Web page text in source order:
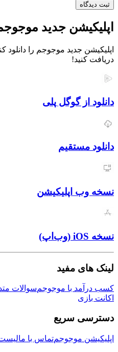
ثبت دیدگاه
اپلیکیشن جدید
اپلیکیشن جدید موجوجم را
دریافت کنید!
دانلود از گوگل پلی
دانلود مستقیم
نسخه وب اپلیکیشن
نسخه iOS (وب‌اپ)
لینک های مفید
کسب درآمد با موجوجمسوالات
اکانت بازی
دسترسی سریع
اپلیکیشن موجوجمتماس با ما